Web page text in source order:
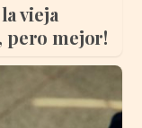
vieja
pero mejor!